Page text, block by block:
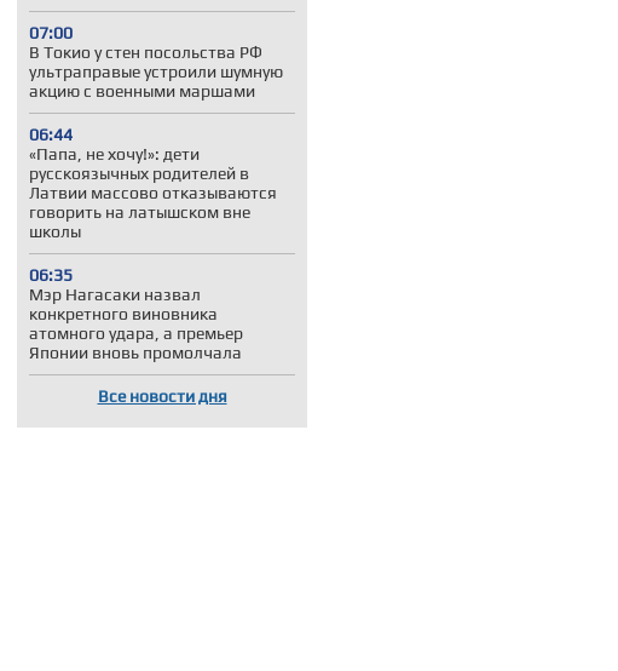
07:00
В Токио у стен посольства РФ
ультраправые устроили шумную
акцию с военными маршами
06:44
«Папа, не хочу!»: дети
русскоязычных родителей в
Латвии массово отказываются
говорить на латышском вне
школы
06:35
Мэр Нагасаки назвал
конкретного виновника
атомного удара, а премьер
Японии вновь промолчала
Все новости дня